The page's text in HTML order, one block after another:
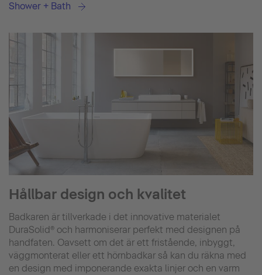
Shower + Bath
Hållbar design och kvalitet
Badkaren är tillverkade i det innovative materialet
DuraSolid® och harmoniserar perfekt med designen på
handfaten. Oavsett om det är ett fristående, inbyggt,
väggmonterat eller ett hörnbadkar så kan du räkna med
en design med imponerande exakta linjer och en varm